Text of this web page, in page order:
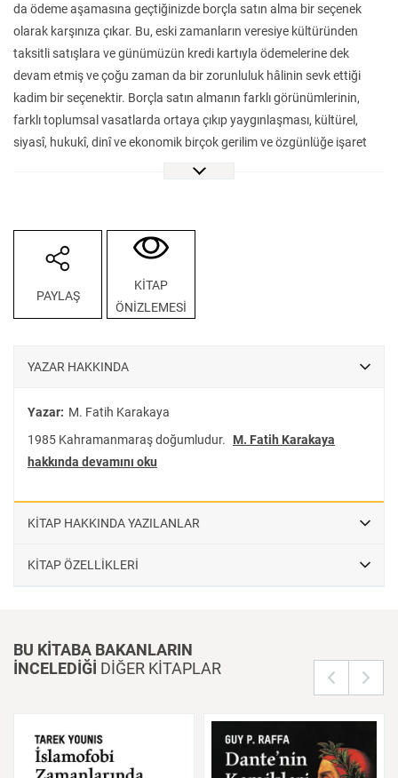
da ödeme aşamasına geçtiğinizde borçla satın alma bir seçenek
olarak karşınıza çıkar. Bu, eski zamanların veresiye kültüründen
taksitli satışlara ve günümüzün kredi kartıyla ödemelerine dek
devam etmiş ve çoğu zaman da bir zorunluluk hâlinin sevk ettiği
kadim bir seçenektir. Borçla satın almanın farklı görünümlerinin,
farklı toplumsal vasatlarda ortaya çıkıp yaygınlaşması, kültürel,
siyasî, hukukî, dinî ve ekonomik birçok gerilim ve özgünlüğe işaret
zamanda girmiş Türkiye’de veresiye, taksitli ve kredi kartıyla alışveriş
ilişkilerini ele almaktadır. Tarihsel sosyolojinin imkânları ile biyografik
metinlerden reklamlara, yasal düzenlemelerden mektuplara uzanan
bir malzemenin ışığında borçla satın almanın karşılaştırmalı tarihsel
sosyolojisi yapılmakta, ilginç özgünlüklere ve şaşırtıcı benzerliklere
Weimar Almanya’sındaki hiper enflasyonun, tıpkı Türkiye’de
geciktirdiğini, Britanya’da posta yoluyla ve kiralamayla satın alma
Sosyolojisi okuru, borçla satın almanın gündelik hayatın rutini hâline
PAYLAŞ
KİTAP
ÖNİZLEMESİ
YAZAR HAKKINDA
Yazar: M. Fatih Karakaya
1985 Kahramanmaraş doğumludur.
M. Fatih Karakaya
hakkında devamını oku
KİTAP HAKKINDA YAZILANLAR
KİTAP ÖZELLİKLERİ
BU KİTABA BAKANLARIN
İNCELEDİĞİ DİĞER KİTAPLAR